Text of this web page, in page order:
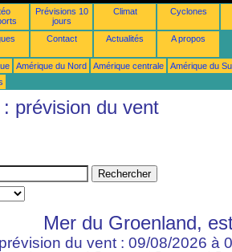
Prévisions 10
jours
Climat Cyclones
Contact Actualités A propos
Amérique du Nord Amérique centrale
Amérique du
prévision du vent
Mer du Groenland,
prévision du vent : 09/08/2026 à